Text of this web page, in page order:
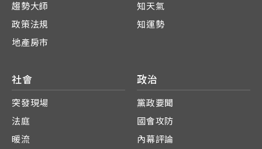
趨勢大師
政策法規
地產房市
知天氣
知運勢
社會
突發現場
法庭
暖流
政治
黨政要聞
國會攻防
內幕評論